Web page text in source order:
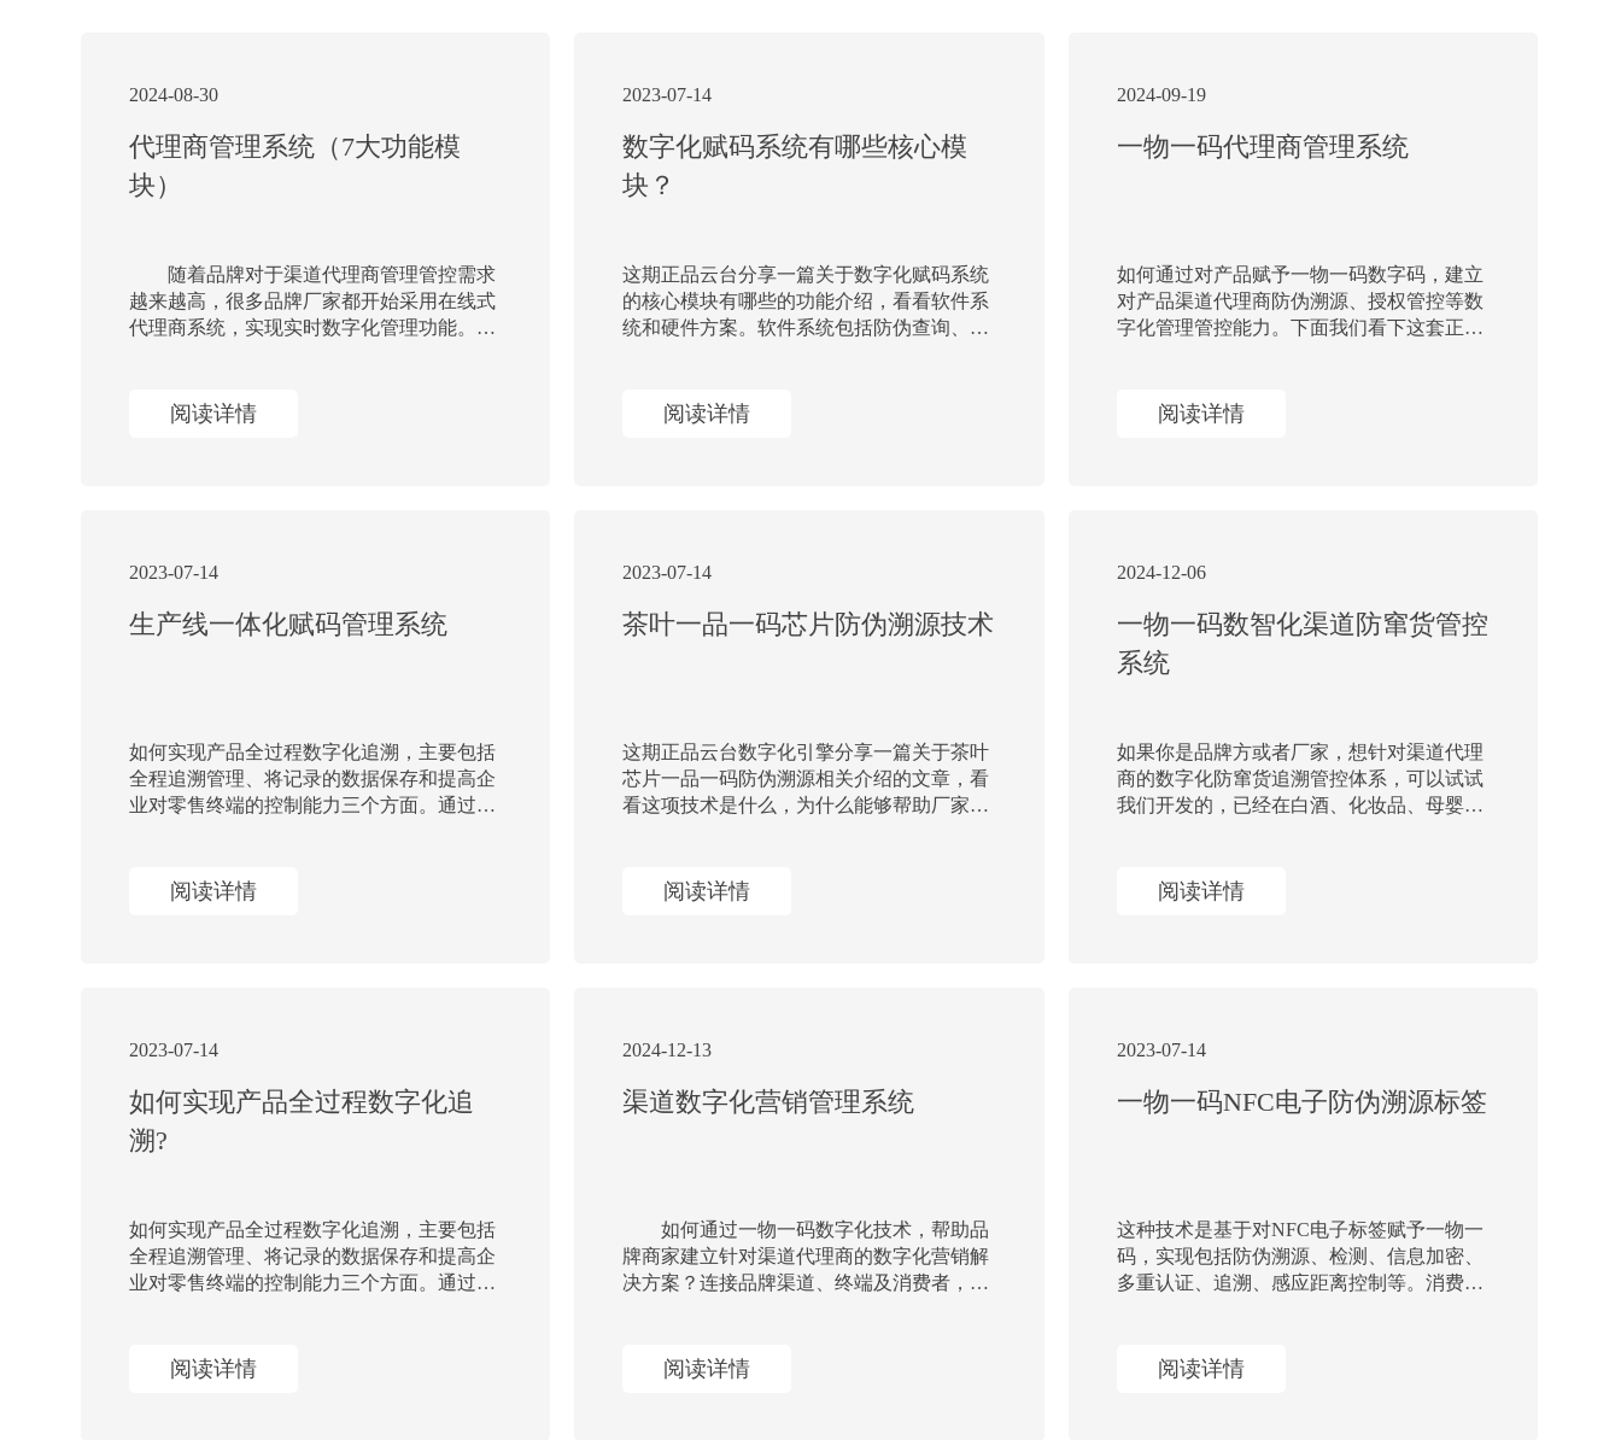
2024-08-30
代理商管理系统（7大功能模
块）
​ 随着品牌对于渠道代理商管理管控需求
越来越高，很多品牌厂家都开始采用在线式
代理商系统，实现实时数字化管理功能。我
阅读详情
2023-07-14
数字化赋码系统有哪些核心模
块？
这期正品云台分享一篇关于数字化赋码系统
的核心模块有哪些的功能介绍，看看软件系
统和硬件方案。软件系统包括防伪查询、生
阅读详情
2024-09-19
一物一码代理商管理系统
如何通过对产品赋予一物一码数字码，建立
对产品渠道代理商防伪溯源、授权管控等数
字化管理管控能力。下面我们看下这套正品
阅读详情
2023-07-14
生产线一体化赋码管理系统
如何实现产品全过程数字化追溯，主要包括
全程追溯管理、将记录的数据保存和提高企
业对零售终端的控制能力三个方面。通过在
阅读详情
2023-07-14
茶叶一品一码芯片防伪溯源技术
这期正品云台数字化引擎分享一篇关于茶叶
芯片一品一码防伪溯源相关介绍的文章，看
看这项技术是什么，为什么能够帮助厂家实
阅读详情
2024-12-06
一物一码数智化渠道防窜货管控
系统
如果你是品牌方或者厂家，想针对渠道代理
商的数字化防窜货追溯管控体系，可以试试
我们开发的，已经在白酒、化妆品、母婴、
阅读详情
2023-07-14
如何实现产品全过程数字化追
溯?
如何实现产品全过程数字化追溯，主要包括
全程追溯管理、将记录的数据保存和提高企
业对零售终端的控制能力三个方面。通过在
阅读详情
2024-12-13
渠道数字化营销管理系统
​ 如何通过一物一码数字化技术，帮助品
牌商家建立针对渠道代理商的数字化营销解
决方案？连接品牌渠道、终端及消费者，从
阅读详情
2023-07-14
一物一码NFC电子防伪溯源标签
这种技术是基于对NFC电子标签赋予一物一
码，实现包括防伪溯源、检测、信息加密、
多重认证、追溯、感应距离控制等。消费者
确性。阅读详情